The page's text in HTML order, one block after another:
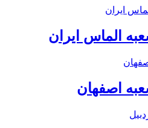
الماس ایران
اصفهان